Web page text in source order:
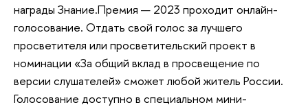
награды Знание.Премия — 2023 проходит онлайн-
голосование. Отдать свой голос за лучшего
просветителя или просветительский проект в
номинации «За общий вклад в просвещение по
версии слушателей» сможет любой житель России.
Голосование доступно в специальном мини-